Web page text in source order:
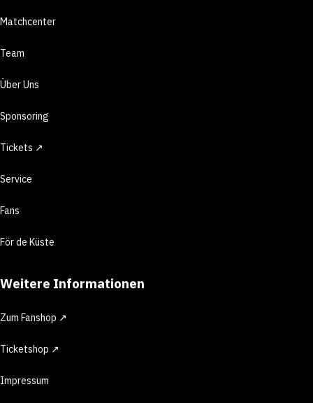
Matchcenter
Team
Über Uns
Sponsoring
Tickets ↗
Service
Fans
För de Küste
Weitere Informationen
Zum Fanshop ↗
Ticketshop ↗
Impressum